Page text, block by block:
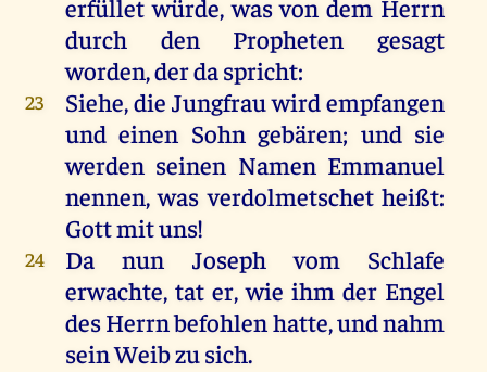
erfüllet würde, was von dem Herrn
durch den Propheten gesagt
worden, der da spricht:
23
Siehe, die Jungfrau wird empfangen
und einen Sohn gebären; und sie
werden seinen Namen Emmanuel
nennen, was verdolmetschet heißt:
Gott mit uns!
24
Da nun Joseph vom Schlafe
erwachte, tat er, wie ihm der Engel
des Herrn befohlen hatte, und nahm
sein Weib zu sich.